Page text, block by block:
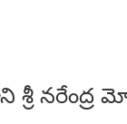
నరేంద్ర